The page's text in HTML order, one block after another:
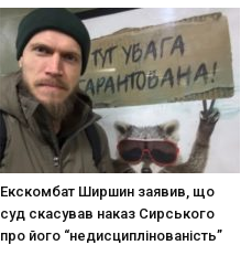
Екскомбат Ширшин заявив, що
суд скасував наказ Сирського
про його “недисциплінованість”